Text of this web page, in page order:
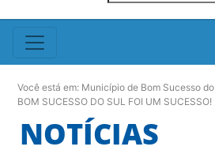
Você está em: Município de Bom Sucesso
BOM SUCESSO DO SUL FOI UM SUCESSO!
NOTÍCIAS